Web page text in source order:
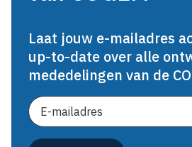
Laat jouw e-mailadres
up-to-date over alle
mededelingen van de